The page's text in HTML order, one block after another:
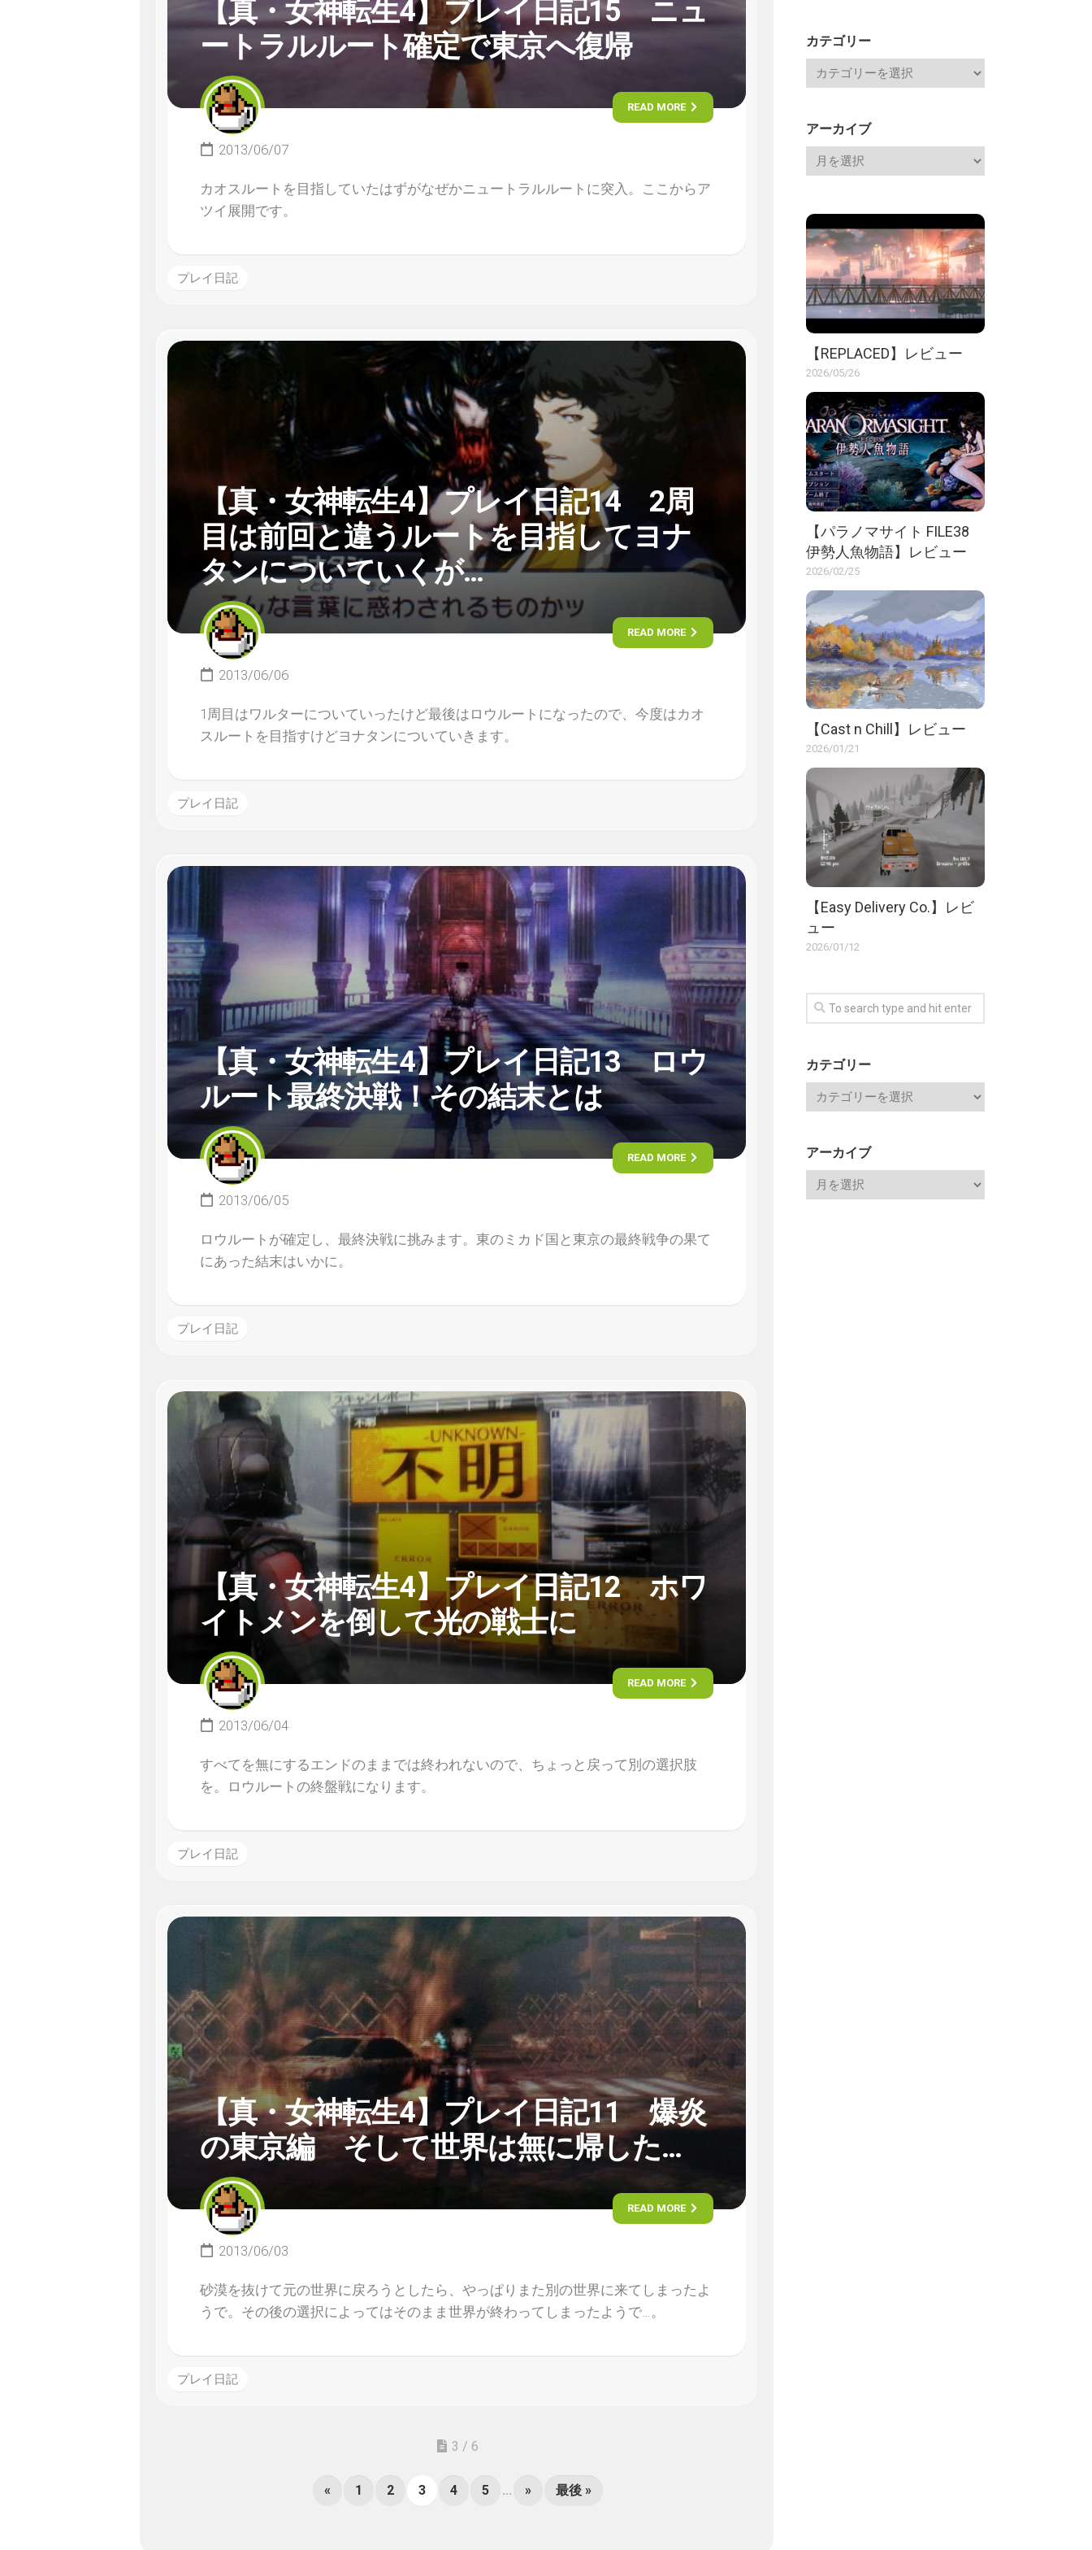
【真・女神転生4】プレイ日記15 ニュ
ートラルルート確定で東京へ復帰
READ MORE
2013/06/07
カオスルートを目指していたはずがなぜかニュートラルルートに突入。ここからア
ツイ展開です。
プレイ日記
【真・女神転生4】プレイ日記14 2周
目は前回と違うルートを目指してヨナ
タンについていくが…
READ MORE
2013/06/06
1周目はワルターについていったけど最後はロウルートになったので、今度はカオ
スルートを目指すけどヨナタンについていきます。
プレイ日記
【真・女神転生4】プレイ日記13 ロウ
ルート最終決戦！その結末とは
READ MORE
2013/06/05
ロウルートが確定し、最終決戦に挑みます。東のミカド国と東京の最終戦争の果て
にあった結末はいかに。
プレイ日記
【真・女神転生4】プレイ日記12 ホワ
イトメンを倒して光の戦士に
READ MORE
2013/06/04
すべてを無にするエンドのままでは終われないので、ちょっと戻って別の選択肢
を。ロウルートの終盤戦になります。
プレイ日記
【真・女神転生4】プレイ日記11 爆炎
の東京編 そして世界は無に帰した…
READ MORE
2013/06/03
砂漠を抜けて元の世界に戻ろうとしたら、やっぱりまた別の世界に来てしまったよ
うで。その後の選択によってはそのまま世界が終わってしまったようで…。
プレイ日記
3 / 6
« 1 2 3 4 5 ... » 最後 »
カテゴリー
アーカイブ
【REPLACED】レビュー
2026/05/26
【パラノマサイト FILE38
伊勢人魚物語】レビュー
2026/02/25
【Cast n Chill】レビュー
2026/01/21
【Easy Delivery Co.】レビ
ュー
2026/01/12
カテゴリー
アーカイブ